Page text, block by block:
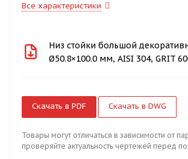
Все характеристики
Низ стойки большой
Ø50.8×100.0 мм, AISI 304, GRIT
Скачать в PDF Скачать в DWG
Товары могут отличаться в зависимости от
проверяйте актуальность чертежей перед